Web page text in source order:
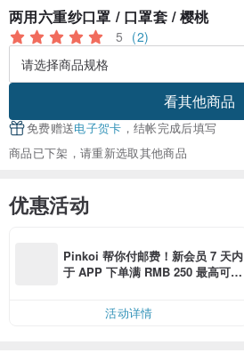
两用六重纱口罩 / 口罩套 / 樱桃
5 (2)
看其他商品
免费赠送电子贺卡 ，结帐完成后填写
商品已下架，请重新选取其他商品
优惠活动
Pinkoi 帮你付邮费！新会员 7 天内
于 APP 下单满 RMB 250 最高可折
活动详情